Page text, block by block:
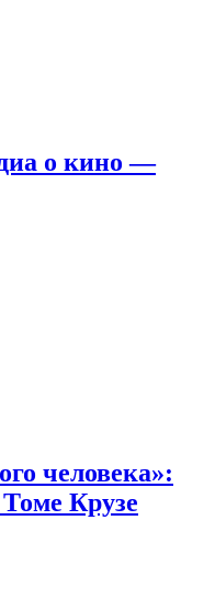
о кино —
человека»:
Крузе